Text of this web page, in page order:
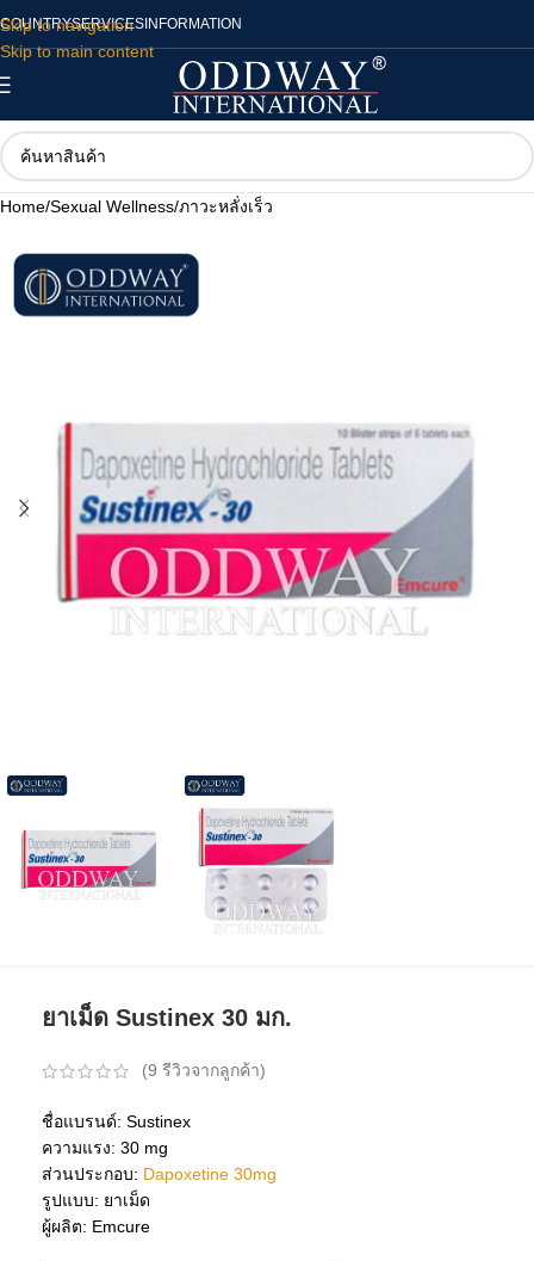
Skip to navigation
Skip to main content
COUNTRYSERVICES INFORMATION
Home/Sexual Wellness/ภาวะหลั่งเร็ว
ยาเม็ด Sustinex 30 มก.
(9 รีวิวจากลูกค้า)
ชื่อแบรนด์: Sustinex
ความแรง: 30 mg
ส่วนประกอบ: Dapoxetine 30mg
รูปแบบ: ยาเม็ด
ผู้ผลิต: Emcure